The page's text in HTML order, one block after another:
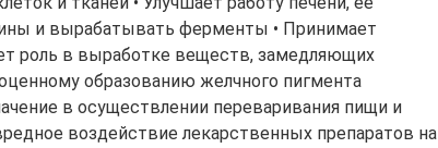
и вырабатывать ферменты • Принимает
роль в выработке веществ, замедляющих
образованию желчного пигмента
в осуществлении переваривания пищи и
воздействие лекарственных препаратов на